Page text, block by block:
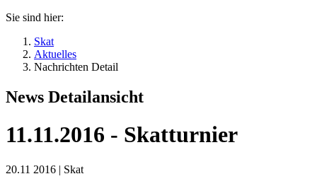
Sie sind hier:
Skat
Aktuelles
Nachrichten Detail
News Detailansicht
11.11.2016 - Skatturnier
20.11 2016 | Skat